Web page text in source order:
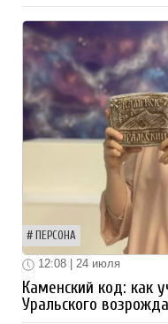
ПЕРСОНА
12:08 | 24 июля
Каменский код: как
Уральского